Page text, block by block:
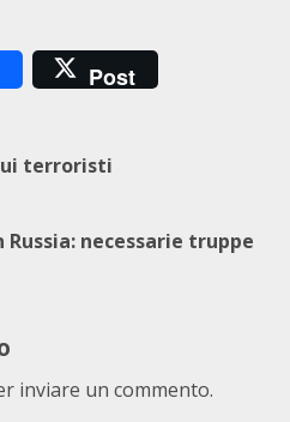
Post
terroristi
necessarie truppe
inviare un commento.